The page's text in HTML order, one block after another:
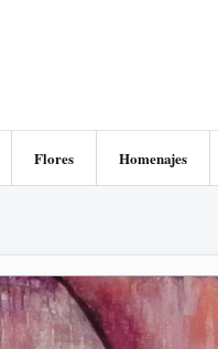
Flores Homenajes